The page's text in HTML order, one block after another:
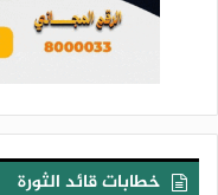
خطابات قائد الثورة